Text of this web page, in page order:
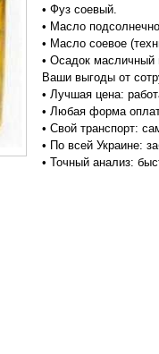
• Фуз соевый.
• Масло
• Масло соевое
• Осадок масличный
Ваши выгоды от
• Лучшая цена:
• Любая форма
• Свой транспорт:
• По всей Украине:
• Точный анализ: